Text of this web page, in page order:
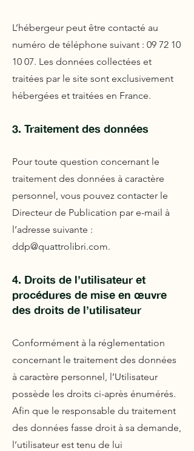
L’hébergeur peut être contacté au
numéro de téléphone suivant : 09 72 10
10 07. Les données collectées et
traitées par le site sont exclusivement
hébergées et traitées en France.
3. Traitement des données
Pour toute question concernant le
traitement des données à caractère
personnel, vous pouvez contacter le
Directeur de Publication par e-mail à
l’adresse suivante :
ddp@quattrolibri.com.
4. Droits de l’utilisateur et
procédures de mise en œuvre
des droits de l’utilisateur
Conformément à la réglementation
concernant le traitement des données
à caractère personnel, l’Utilisateur
possède les droits ci-après énumérés.
Afin que le responsable du traitement
des données fasse droit à sa demande,
l’utilisateur est tenu de lui